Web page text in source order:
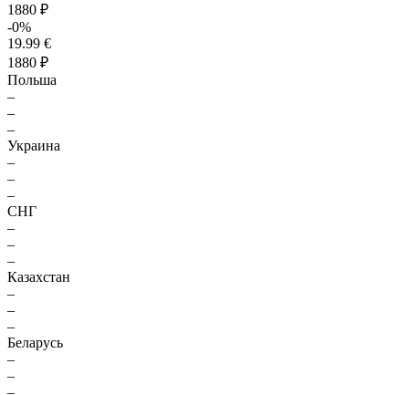
1880 ₽
-0%
19.99 €
1880 ₽
Польша
–
–
–
Украина
–
–
–
СНГ
–
–
–
Казахстан
–
–
–
Беларусь
–
–